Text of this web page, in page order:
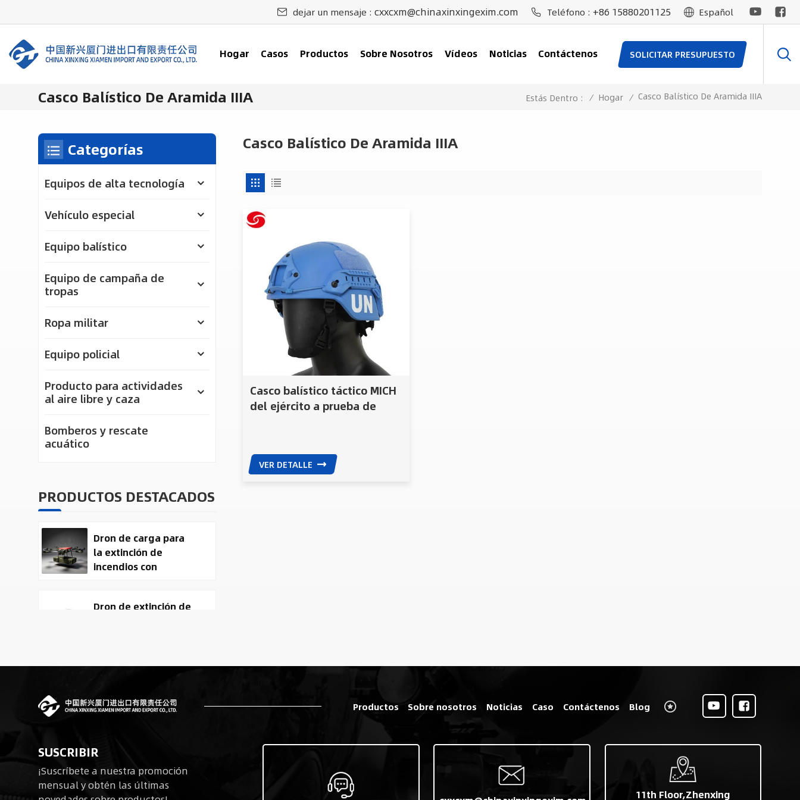
dejar un mensaje : cxxcxm@chinaxinxingexim.com Teléfono : +86 15880201125 Español
Hogar Casos Productos Sobre Nosotros Vídeos Noticias Contáctenos SOLICITAR PRESUPUESTO
Casco Balístico De Aramida IIIA Estás Dentro : / Hogar / Casco Balístico De Aramida IIIA
Casco Balístico De Aramida IIIA
Casco balístico táctico MICH
del ejército a prueba de
VER DETALLE
Categorías
Equipos de alta tecnología
Vehículo especial
Equipo balístico
Equipo de campaña de
tropas
Ropa militar
Equipo policial
Producto para actividades
al aire libre y caza
Bomberos y rescate
acuático
PRODUCTOS DESTACADOS
Dron de carga para
la extinción de
incendios con
Dron de extinción de
útil de 100 kg.
surveillance UAV
Drone Manufacturer
biomiméticos para
operaciones tácticas
Productos Sobre nosotros Noticias Caso Contáctenos Blog
SUSCRIBIR
¡Suscríbete a nuestra promoción
mensual y obtén las últimas
11th Floor,Zhenxing